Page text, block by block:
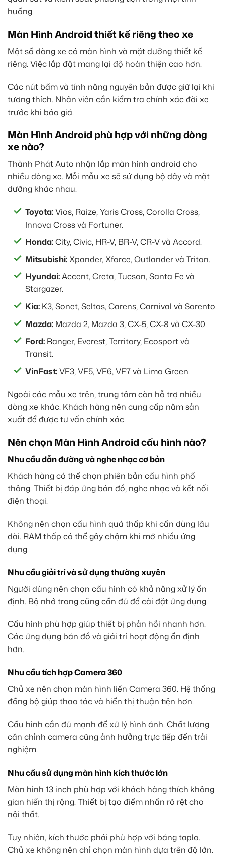
huống.
Màn Hình Android thiết kế riêng theo xe
Một số dòng xe có màn hình và mặt dưỡng thiết kế
riêng. Việc lắp đặt mang lại độ hoàn thiện cao hơn.
Các nút bấm và tính năng nguyên bản được giữ lại khi
tương thích. Nhân viên cần kiểm tra chính xác đời xe
trước khi báo giá.
Màn Hình Android phù hợp với những dòng
xe nào?
Thành Phát Auto nhận lắp màn hình android cho
nhiều dòng xe. Mỗi mẫu xe sẽ sử dụng bộ dây và mặt
dưỡng khác nhau.
Toyota:Vios, Raize, Yaris Cross, Corolla Cross,
Innova Cross và Fortuner.
Honda:City, Civic, HR-V, BR-V, CR-V và Accord.
Mitsubishi:Xpander, Xforce, Outlander và Triton.
Hyundai:Accent, Creta, Tucson, Santa Fe và
Stargazer.
Kia: K3, Sonet, Seltos, Carens, Carnival và Sorento.
Mazda: Mazda 2, Mazda 3, CX-5, CX-8 và CX-30.
Ford: Ranger, Everest, Territory, Ecosport và
Transit.
VinFast:VF3, VF5, VF6, VF7 và Limo Green.
Ngoài các mẫu xe trên, trung tâm còn hỗ trợ nhiều
dòng xe khác. Khách hàng nên cung cấp năm sản
xuất để được tư vấn chính xác.
Nên chọn Màn Hình Android cấu hình nào?
Nhu cầu dẫn đường và nghe nhạc cơ bản
Khách hàng có thể chọn phiên bản cấu hình phổ
thông. Thiết bị đáp ứng bản đồ, nghe nhạc và kết nối
điện thoại.
Không nên chọn cấu hình quá thấp khi cần dùng lâu
dài. RAM thấp có thể gây chậm khi mở nhiều ứng
dụng.
Nhu cầu giải trí và sử dụng thường xuyên
Người dùng nên chọn cấu hình có khả năng xử lý ổn
định. Bộ nhớ trong cũng cần đủ để cài đặt ứng dụng.
Cấu hình phù hợp giúp thiết bị phản hồi nhanh hơn.
Các ứng dụng bản đồ và giải trí hoạt động ổn định
hơn.
Nhu cầu tích hợp Camera 360
Chủ xe nên chọn màn hình liền Camera 360. Hệ thống
đồng bộ giúp thao tác và hiển thị thuận tiện hơn.
Cấu hình cần đủ mạnh để xử lý hình ảnh. Chất lượng
căn chỉnh camera cũng ảnh hưởng trực tiếp đến trải
nghiệm.
Nhu cầu sử dụng màn hình kích thước lớn
Màn hình 13 inch phù hợp với khách hàng thích không
gian hiển thị rộng. Thiết bị tạo điểm nhấn rõ rệt cho
nội thất.
Tuy nhiên, kích thước phải phù hợp với bảng taplo.
Chủ xe không nên chỉ chọn màn hình dựa trên độ lớn.